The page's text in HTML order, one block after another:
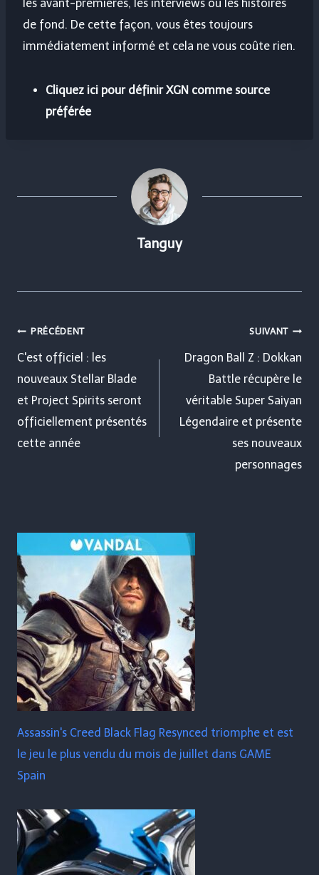
les avant-premières, les interviews ou les histoires
de fond. De cette façon, vous êtes toujours
immédiatement informé et cela ne vous coûte rien.
Cliquez ici pour définir XGN comme source
préférée
Tanguy
Navigation
de
l’article
PRÉCÉDENT
C'est officiel : les
nouveaux Stellar Blade
et Project Spirits seront
officiellement présentés
cette année
SUIVANT
Dragon Ball Z : Dokkan
Battle récupère le
véritable Super Saiyan
Légendaire et présente
ses nouveaux
personnages
Assassin's Creed Black Flag Resynced triomphe et est
le jeu le plus vendu du mois de juillet dans GAME
Spain